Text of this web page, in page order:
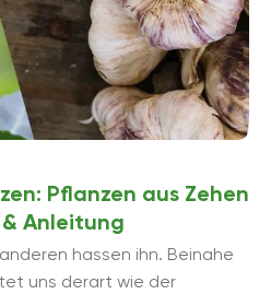
Pflanzen aus Zehen
Anleitung
hassen ihn. Beinahe
uns derart wie der